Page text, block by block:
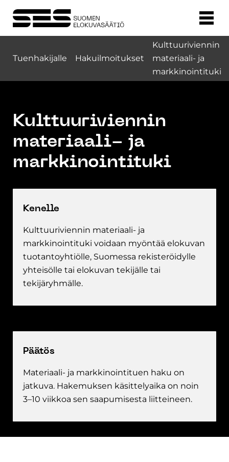
Tuenhakijalle Hakuilmoitukset
Kulttuuriviennin
materiaali- ja
markkinointituki
Kulttuuriviennin
materiaali- ja
markkinointituki
Kenelle
Kulttuuriviennin materiaali- ja
markkinointituki voidaan myöntää elokuvan
tuotantoyhtiölle, Suomessa rekisteröidylle
yhteisölle tai elokuvan tekijälle tai
tekijäryhmälle.
Päätös
Materiaali- ja markkinointituen haku on
jatkuva. Hakemuksen käsittelyaika on noin
3–10 viikkoa sen saapumisesta liitteineen.